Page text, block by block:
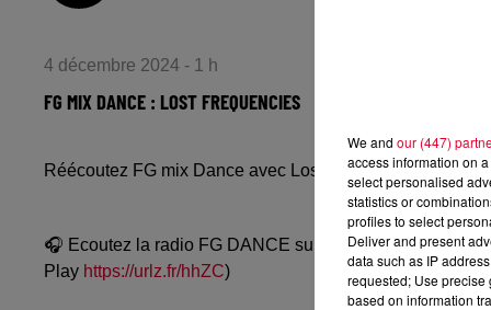
4 décembre 2024 - 1 h
FG MIX DANCE : LOST FREQUENCIES
Réécoutez FG mix Dance avec Lost Frequencies du
🎧 Ecoutez la radio FG DANCE sur
www.radiofg.com/fg-
Play https://urlz.fr/hhZC)
We and our (447)
access information on
select personalised
statistics or
profiles to select
Deliver and present
data such as IP
requested; Use precise
based on information